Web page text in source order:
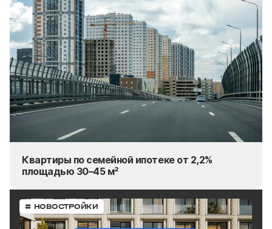
Квартиры по семейной ипотеке от 2,2%
площадью 30–45 м²
# НОВОСТРОЙКИ